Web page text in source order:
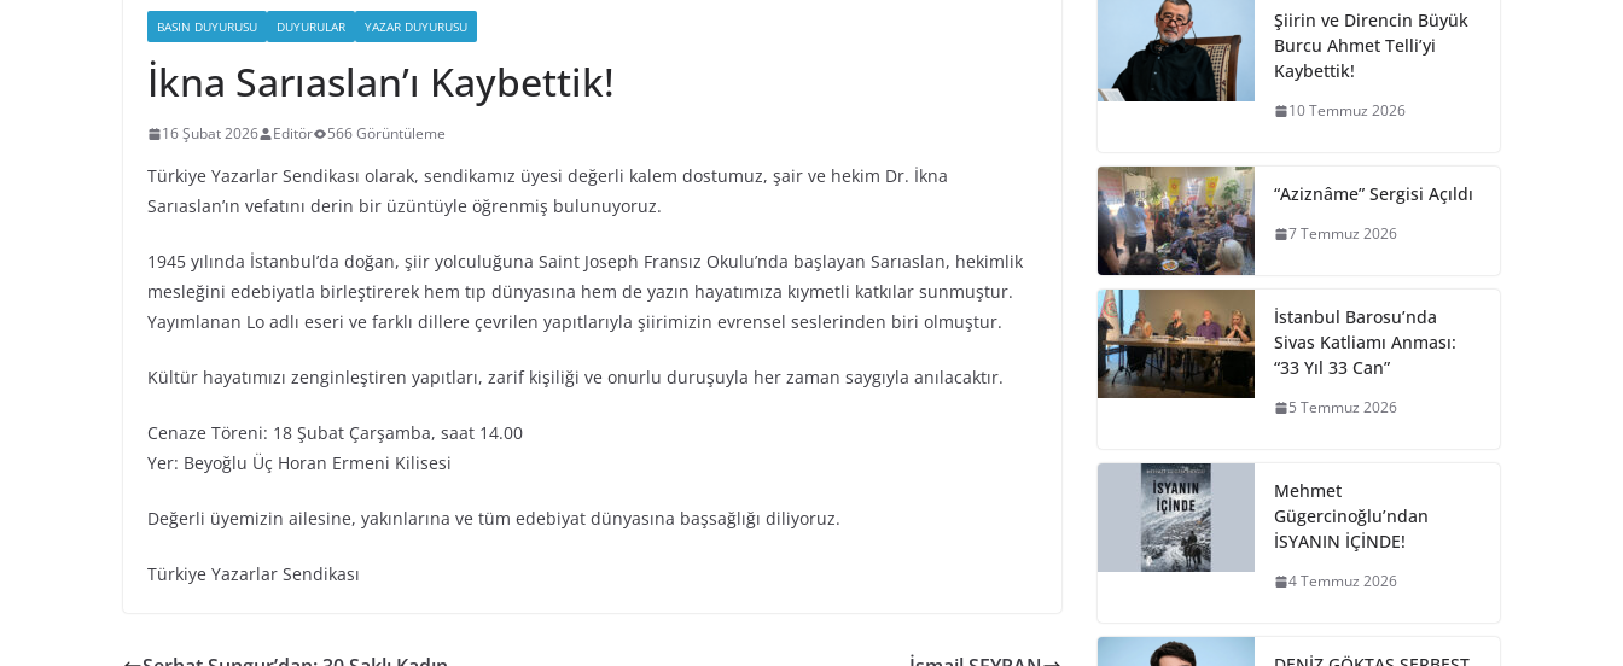
BASIN DUYURUSU DUYURULAR YAZAR DUYURUSU
İkna Sarıaslan’ı Kaybettik!
16 Şubat 2026 Editör 566 Görüntüleme
Türkiye Yazarlar Sendikası olarak, sendikamız üyesi değerli kalem dostumuz, şair ve hekim Dr. İkna
Sarıaslan’ın vefatını derin bir üzüntüyle öğrenmiş bulunuyoruz.
1945 yılında İstanbul’da doğan, şiir yolculuğuna Saint Joseph Fransız Okulu’nda başlayan Sarıaslan, hekimlik
mesleğini edebiyatla birleştirerek hem tıp dünyasına hem de yazın hayatımıza kıymetli katkılar sunmuştur.
Yayımlanan Lo adlı eseri ve farklı dillere çevrilen yapıtlarıyla şiirimizin evrensel seslerinden biri olmuştur.
Kültür hayatımızı zenginleştiren yapıtları, zarif kişiliği ve onurlu duruşuyla her zaman saygıyla anılacaktır.
Cenaze Töreni: 18 Şubat Çarşamba, saat 14.00
Yer: Beyoğlu Üç Horan Ermeni Kilisesi
Değerli üyemizin ailesine, yakınlarına ve tüm edebiyat dünyasına başsağlığı diliyoruz.
Türkiye Yazarlar Sendikası
Şiirin ve Direncin Büyük
Burcu Ahmet Telli’yi
Kaybettik!
10 Temmuz 2026
“Aziznâme” Sergisi Açıldı
7 Temmuz 2026
İstanbul Barosu’nda
Sivas Katliamı Anması:
“33 Yıl 33 Can”
5 Temmuz 2026
Mehmet
Gügercinoğlu’ndan
İSYANIN İÇİNDE!
4 Temmuz 2026